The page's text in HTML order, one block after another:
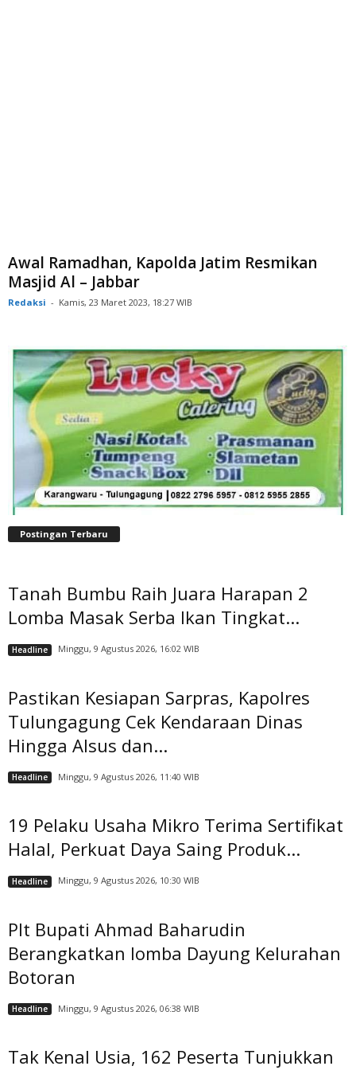
Awal Ramadhan, Kapolda Jatim Resmikan
Masjid Al – Jabbar
Redaksi - Kamis, 23 Maret 2023, 18:27 WIB
Postingan Terbaru
Tanah Bumbu Raih Juara Harapan 2
Lomba Masak Serba Ikan Tingkat...
Headline Minggu, 9 Agustus 2026, 16:02 WIB
Pastikan Kesiapan Sarpras, Kapolres
Tulungagung Cek Kendaraan Dinas
Hingga Alsus dan...
Headline Minggu, 9 Agustus 2026, 11:40 WIB
19 Pelaku Usaha Mikro Terima Sertifikat
Halal, Perkuat Daya Saing Produk...
Headline Minggu, 9 Agustus 2026, 10:30 WIB
Plt Bupati Ahmad Baharudin
Berangkatkan lomba Dayung Kelurahan
Botoran
Headline Minggu, 9 Agustus 2026, 06:38 WIB
Tak Kenal Usia, 162 Peserta Tunjukkan